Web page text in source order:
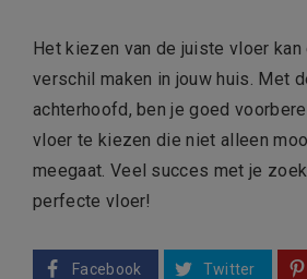
Het kiezen van de juiste vloer kan
verschil maken in jouw huis. Met
achterhoofd, ben je goed
vloer te kiezen die niet alleen
meegaat. Veel succes met je
perfecte vloer!
Facebook Twitter